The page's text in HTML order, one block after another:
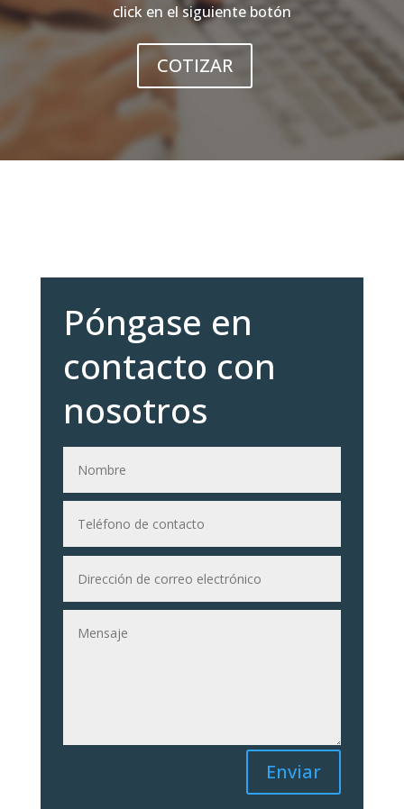
click en el siguiente botón
COTIZAR
Póngase en
contacto con
nosotros
Enviar